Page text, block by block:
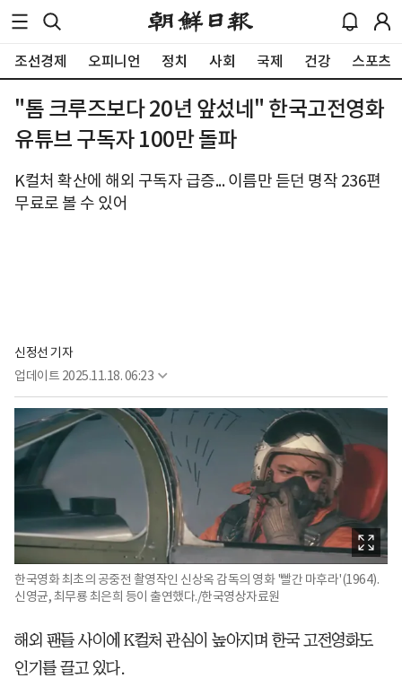
조선경제 오피니언 정치 사회 국제 건강 스포츠
"톰 크루즈보다 20년 앞섰네" 한국고전영화
유튜브 구독자 100만 돌파
K컬처 확산에 해외 구독자 급증... 이름만 듣던 명작 236편
무료로 볼 수 있어
신정선 기자
업데이트 2025.11.18. 06:23
한국영화 최초의 공중전 촬영작인 신상옥 감독의 영화 '빨간 마후라'(1964).
신영균, 최무룡 최은희 등이 출연했다./한국영상자료원
해외 팬들 사이에 K컬처 관심이 높아지며 한국 고전영화도
인기를 끌고 있다.